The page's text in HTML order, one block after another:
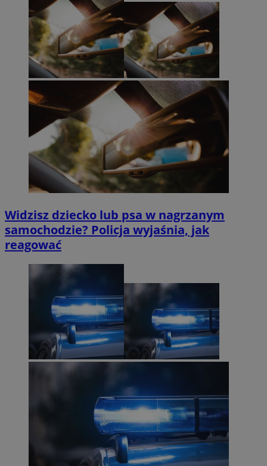
Widzisz dziecko lub psa w nagrzanym
samochodzie? Policja wyjaśnia, jak
reagować